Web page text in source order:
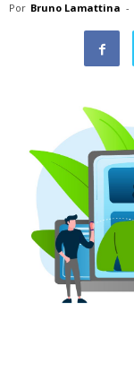
Por Bruno Lamattina -